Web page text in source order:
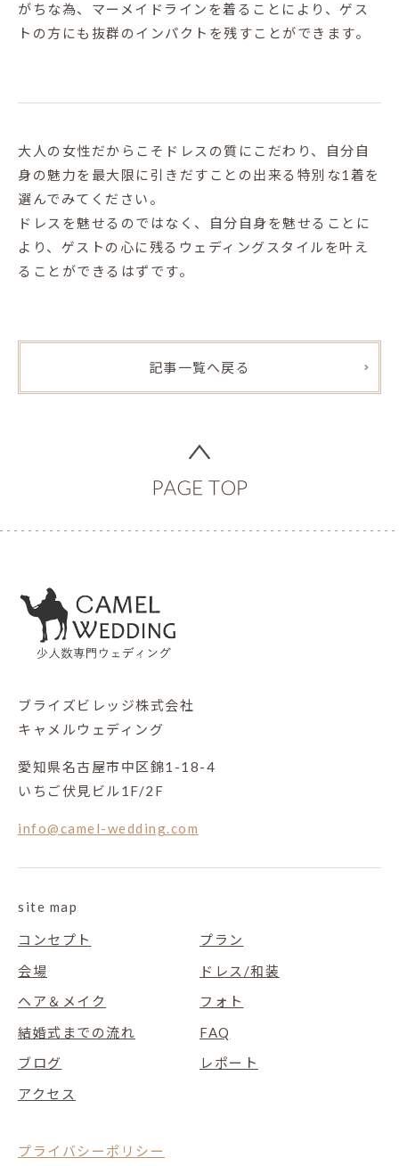
がちな為、マーメイドラインを着ることにより、ゲス
トの方にも抜群のインパクトを残すことができます。
大人の女性だからこそドレスの質にこだわり、自分自
身の魅力を最大限に引きだすことの出来る特別な1着を
選んでみてください。
ドレスを魅せるのではなく、自分自身を魅せることに
より、ゲストの心に残るウェディングスタイルを叶え
ることができるはずです。
記事一覧へ戻る
ブライズビレッジ株式会社
キャメルウェディング
愛知県名古屋市中区錦1-18-4
いちご伏見ビル1F/2F
info@camel-wedding.com
site map
コンセプト
プラン
会場
ドレス/和装
ヘア＆メイク
フォト
結婚式までの流れ
FAQ
ブログ
レポート
アクセス
プライバシーポリシー